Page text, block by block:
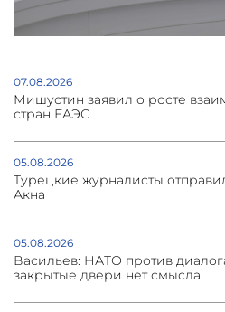
07.08.2026
Мишустин заявил о росте
стран ЕАЭС
05.08.2026
Турецкие журналисты
Акна
05.08.2026
Васильев: НАТО против
закрытые двери нет смысла